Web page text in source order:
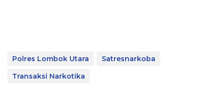
Polres Lombok Utara
Satresnarkoba
Transaksi Narkotika